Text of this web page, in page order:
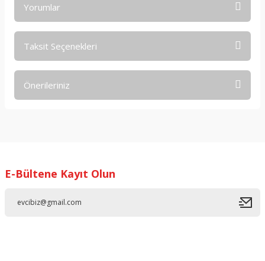
Yorumlar
Taksit Seçenekleri
Önerileriniz
Ürün resmi kalitesiz, bozuk veya görüntülenemiyor.
E-Bültene Kayıt Olun